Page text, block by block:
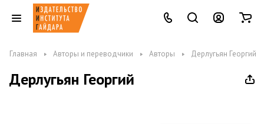
Главная Авторы и переводчики Авторы Дерлугьян Георгий
Дерлугьян Георгий